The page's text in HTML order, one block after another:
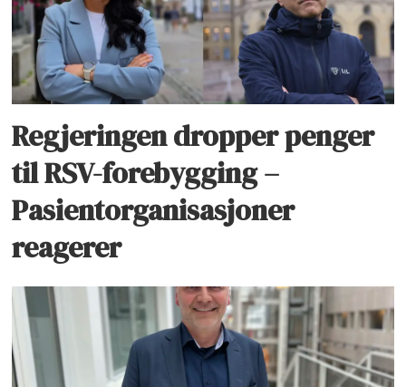
Regjeringen dropper penger
til RSV-forebygging –
Pasientorganisasjoner
reagerer